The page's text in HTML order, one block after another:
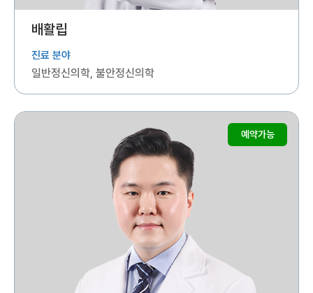
배활립
진료 분야
일반정신의학, 불안정신의학
예약가능